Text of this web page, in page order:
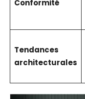
Conformité
Tendances
architecturales